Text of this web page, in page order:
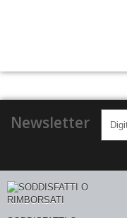
Newsletter